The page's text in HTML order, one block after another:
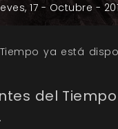
17 - Octubre -
ya está
del Tiempo